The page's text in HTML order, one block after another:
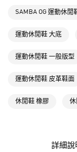
每筆NT$80，滿
付款後萊爾富取貨
7-11取貨付款
每筆NT$80，滿
SAMBA OG 運動休閒
運動休閒鞋 大底
運動休閒鞋 一般版型
運動休閒鞋 皮革鞋面
休閒鞋 橡膠 休
詳細說